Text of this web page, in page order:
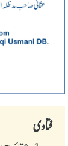
فتاوی